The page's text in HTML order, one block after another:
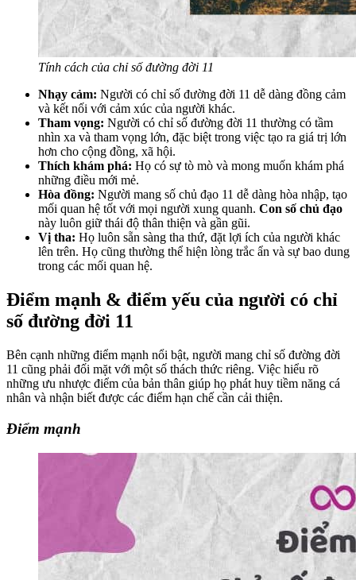
Tính cách của chỉ số đường đời 11
Nhạy cảm: Người có chỉ số đường đời 11 dễ dàng đồng cảm
và kết nối với cảm xúc của người khác.
Tham vọng: Người có chỉ số đường đời 11 thường có tầm
nhìn xa và tham vọng lớn, đặc biệt trong việc tạo ra giá trị lớn
hơn cho cộng đồng, xã hội.
Thích khám phá: Họ có sự tò mò và mong muốn khám phá
những điều mới mẻ.
Hòa đồng: Người mang số chủ đạo 11 dễ dàng hòa nhập, tạo
mối quan hệ tốt với mọi người xung quanh. Con số chủ đạo
này luôn giữ thái độ thân thiện và gần gũi.
Vị tha: Họ luôn sẵn sàng tha thứ, đặt lợi ích của người khác
lên trên. Họ cũng thường thể hiện lòng trắc ẩn và sự bao dung
trong các mối quan hệ.
Điểm mạnh & điểm yếu của người có chỉ
số đường đời 11
Bên cạnh những điểm mạnh nổi bật, người mang chỉ số đường đời
11 cũng phải đối mặt với một số thách thức riêng. Việc hiểu rõ
những ưu nhược điểm của bản thân giúp họ phát huy tiềm năng cá
nhân và nhận biết được các điểm hạn chế cần cải thiện.
Điểm mạnh